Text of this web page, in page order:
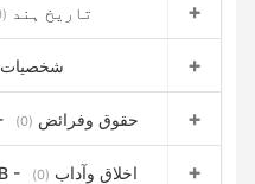
0120 - TAARIKH E HIND - تاریخ ہند (0)
0130 - SHAQSIYYAAT - شخصیات
0140 - HUQOOQ O FARAIZ - حقوق وفرائض (0)
0160 - AKHLAAQ O AADAAB - اخلاق وآداب (0)